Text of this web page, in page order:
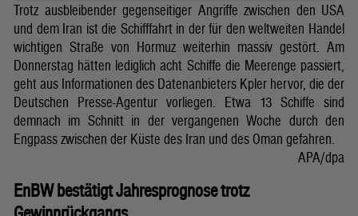
Trotz ausbleibender gegenseitiger Angriffe zwischen den USA
und dem Iran ist die Schifffahrt in der für den weltweiten Handel
wichtigen Straße von Hormuz weiterhin massiv gestört. Am
Donnerstag hätten lediglich acht Schiffe die Meerenge passiert,
geht aus Informationen des Datenanbieters Kpler hervor, die der
Deutschen Presse-Agentur vorliegen. Etwa 13 Schiffe sind
demnach im Schnitt in der vergangenen Woche durch den
Engpass zwischen der Küste des Iran und des Oman gefahren.
APA/dpa
EnBW bestätigt Jahresprognose trotz